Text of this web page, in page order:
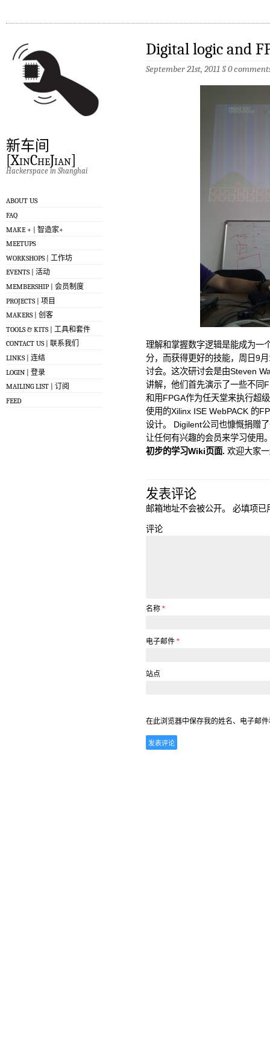
新车间
[XinCheJian]
Hackerspace in Shanghai
ABOUT US
FAQ
MAKE + | 智造家+
MEETUPS
WORKSHOPS | 工作坊
EVENTS | 活动
MEMBERSHIP | 会员制度
PROJECTS | 项目
MAKERS | 创客
TOOLS & KITS | 工具和套件
CONTACT US | 联系我们
LINKS | 连结
LOGIN | 登录
MAILING LIST | 订阅
FEED
Digital logic and
September 21st, 2011§0
理解和掌握数字逻辑是能成为一
分，而获得更好的技能，周日9
讨会。这次研讨会是由Steven
讲解，他们首先演示了一些不同
和用FPGA作为任天堂来执行超
使用的Xilinx ISE WebPACK 的
设计。 Digilent公司也慷慨捐赠
让任何有兴趣的会员来学习使用
初步的学习Wiki页面. 欢迎大家
发表评论
邮箱地址不会被公开。 必填项已
评论
名称 *
电子邮件 *
站点
在此浏览器中保存我的姓名、电子邮